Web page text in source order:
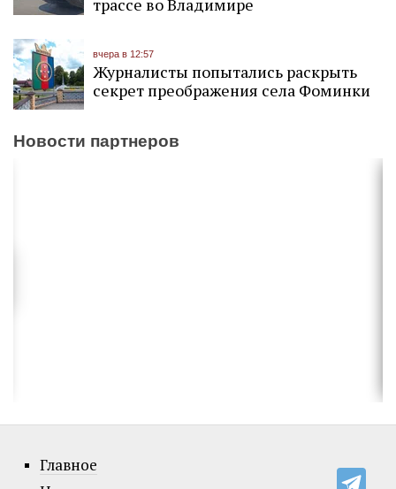
трассе во Владимире
вчера в 12:57
Журналисты попытались раскрыть
секрет преображения села Фоминки
Новости партнеров
Главное